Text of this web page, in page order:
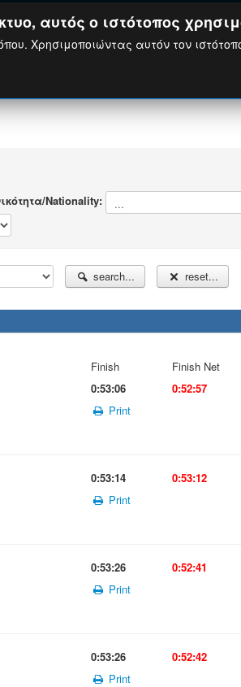
Nationality:
search... reset...
Finish
Finish Net
0:53:06
0:52:57
Print
0:53:14
0:53:12
Print
0:53:26
0:52:41
Print
0:53:26
0:52:42
Print
αυτός ο ιστότοπος
Χρησιμοποιώντας αυτόν τον